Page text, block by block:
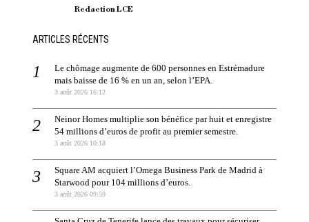
Redaction LCE
ARTICLES RÉCENTS
Le chômage augmente de 600 personnes en Estrémadure
mais baisse de 16 % en un an, selon l’EPA.
3 août 2026 16:12
Neinor Homes multiplie son bénéfice par huit et enregistre
54 millions d’euros de profit au premier semestre.
3 août 2026 10:18
Square AM acquiert l’Omega Business Park de Madrid à
Starwood pour 104 millions d’euros.
3 août 2026 09:59